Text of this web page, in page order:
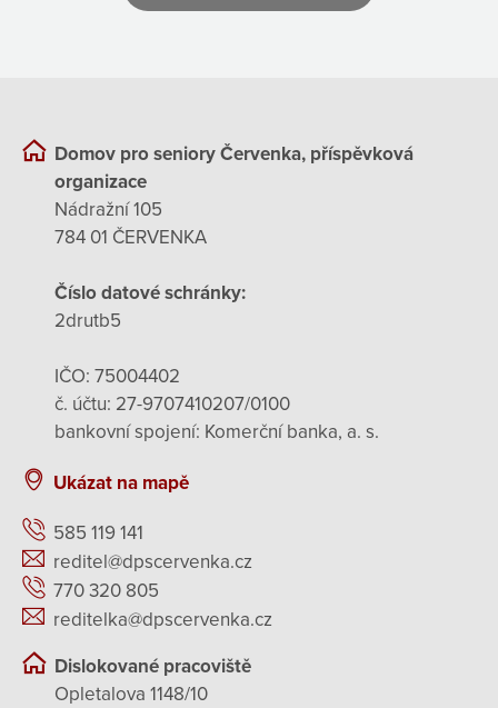
Domov pro seniory Červenka, příspěvková
organizace
Nádražní 105
784 01 ČERVENKA
Číslo datové schránky:
2drutb5
IČO: 75004402
č. účtu: 27-9707410207/0100
bankovní spojení: Komerční banka, a. s.
Ukázat na mapě
585 119 141
reditel@dpscervenka.cz
770 320 805
reditelka@dpscervenka.cz
Dislokované pracoviště
Opletalova 1148/10